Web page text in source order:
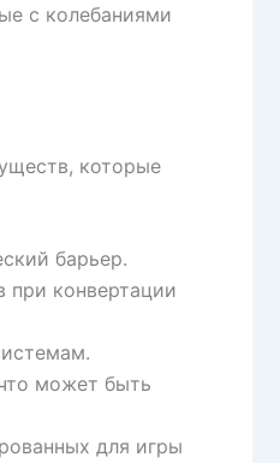
с колебаниями
которые
барьер.
при конвертации
может быть
для игры